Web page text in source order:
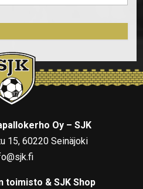
Oy – SJK
15, 60220 Seinäjoki
toimisto & SJK Shop